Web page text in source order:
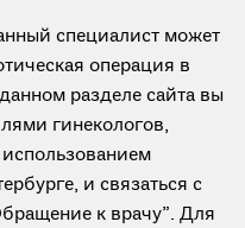
специалист может
операция в
разделе сайта вы
гинекологов,
и связаться с
к врачу”. Для